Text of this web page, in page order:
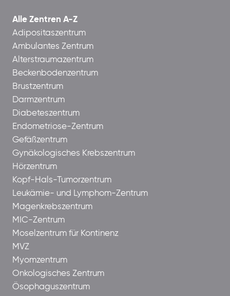
Alle Zentren A-Z
Adipositaszentrum
Ambulantes Zentrum
Alterstraumazentrum
Beckenbodenzentrum
Brustzentrum
Darmzentrum
Diabeteszentrum
Endometriose-Zentrum
Gefäßzentrum
Gynäkologisches Krebszentrum
Hörzentrum
Kopf-Hals-Tumorzentrum
Leukämie- und Lymphom-Zentrum
Magenkrebszentrum
MIC-Zentrum
Moselzentrum für Kontinenz
MVZ
Myomzentrum
Onkologisches Zentrum
Ösophaguszentrum